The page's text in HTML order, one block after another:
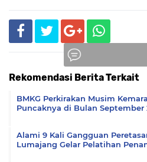
Rekomendasi Berita Terkait
BMKG Perkirakan Musim
Puncaknya di Bulan September
Alami 9 Kali Gangguan
Lumajang Gelar Pelatihan